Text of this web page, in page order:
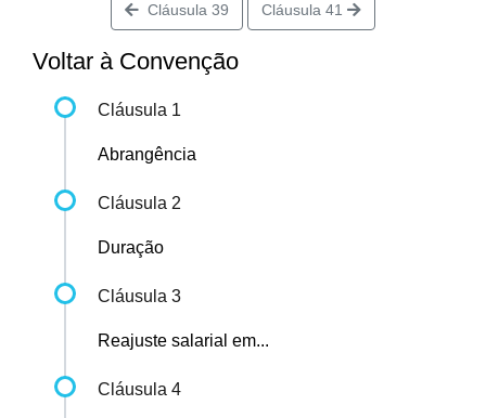
Cláusula 39 Cláusula 41
Voltar à Convenção
Cláusula 1
Abrangência
Cláusula 2
Duração
Cláusula 3
Reajuste salarial em...
Cláusula 4